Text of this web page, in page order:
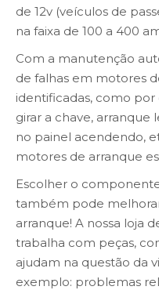
de 12v (veículos de
na faixa de 100 a 400
Com a manutenção
de falhas em motores
identificadas, como por
girar a chave, arranque
no painel acendendo,
motores de arranque
Escolher o
também pode
arranque! A nossa loja
trabalha com peças,
ajudam na questão da
exemplo: problemas